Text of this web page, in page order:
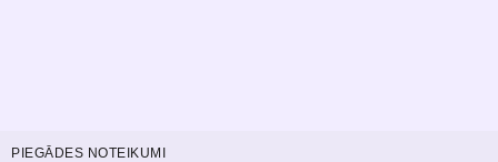
PIEGĀDES NOTEIKUMI